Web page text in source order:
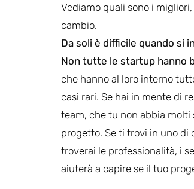
Vediamo quali sono i
cambio.
Da soli è difficile quando si
Non tutte le startup hanno
che hanno al loro interno
casi rari. Se hai in mente di
team, che tu non abbia molti
progetto. Se ti trovi in uno di
troverai le professionalità, i
aiuterà a capire se il tuo